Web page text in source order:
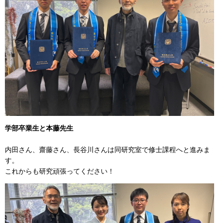
学部卒業生と本藤先生
内田さん、齋藤さん、長谷川さんは同研究室で修士課程へと進みま
す。
これからも研究頑張ってください！